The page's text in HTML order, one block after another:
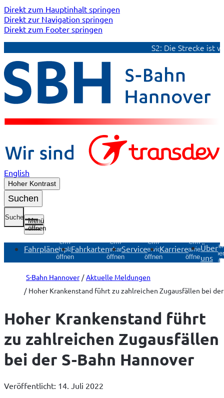
Direkt zum Hauptinhalt springen
Direkt zur Navigation springen
Direkt zum Footer springen
S2: Die Strecke ist
English
Hoher Kontrast
Suchen
Suche
Menü
öffnen
Fahrpläne
Untermenü
Fahrpläne
öffnen
Fahrkarten
Untermenü
Fahrkarten
öffnen
Service
Untermenü
Service
öffnen
Karriere
Untermenü
Karriere
öffnen
Über
uns
S-Bahn Hannover
Aktuelle Meldungen
Hoher Krankenstand führt zu zahlreichen Zugausfällen bei der
Hoher Krankenstand führt
zu zahlreichen Zugausfällen
bei der S-Bahn Hannover
Veröffentlicht: 14. Juli 2022